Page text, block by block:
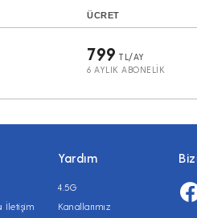
ÜCRET
799 TL/AY
6 AYLIK ABONELIK
İletişim
Yardım
4.5G
Kanallarımız